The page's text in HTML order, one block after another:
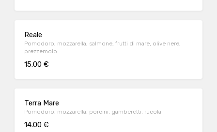
Reale
Pomodoro, mozzarella, salmone, frutti di mare, olive nere,
prezzemolo
15.00 €
Terra Mare
Pomodoro, mozzarella, porcini, gamberetti, rucola
14.00 €